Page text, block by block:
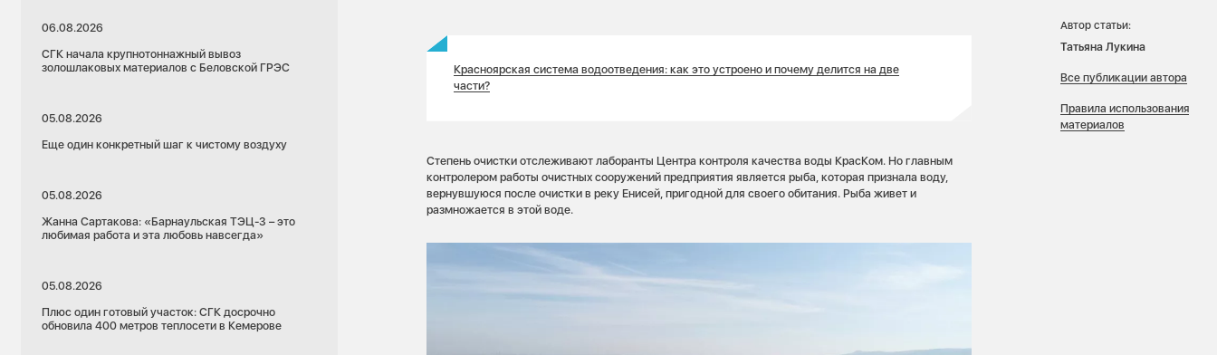
06.08.2026
СГК начала крупнотоннажный вывоз
золошлаковых материалов с Беловской ГРЭС
05.08.2026
Еще один конкретный шаг к чистому воздуху
05.08.2026
Жанна Сартакова: «Барнаульская ТЭЦ-3 – это
любимая работа и эта любовь навсегда»
05.08.2026
Плюс один готовый участок: СГК досрочно
обновила 400 метров теплосети в Кемерове
Красноярская система водоотведения: как это устроено и почему делится на две
части?
Степень очистки отслеживают лаборанты Центра контроля качества воды КрасКом. Но главным
контролером работы очистных сооружений предприятия является рыба, которая признала воду,
вернувшуюся после очистки в реку Енисей, пригодной для своего обитания. Рыба живет и
размножается в этой воде.
Автор статьи:
Татьяна Лукина
Все публикации автора
Правила использования
материалов